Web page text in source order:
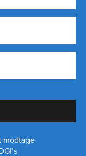
modtage